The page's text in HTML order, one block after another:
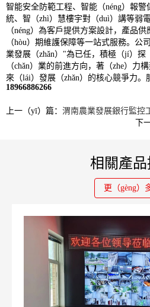
智能安全防範工程、智能（néng）報警
統、智（zhì）慧樓宇對（duì）講等弱
（néng）為客戶提供方案設計，產品
（hòu）期維護保障等一站式服務。公
業發展（zhǎn）"為已任，積極（jí）探
（chǎn）業的前進方向，著（zhe）力
來（lái）發展（zhǎn）的核心競爭力。
18966886266
上一（yī）篇： 渭南農業發展銀行監控
下
相關產品
更（gèng）